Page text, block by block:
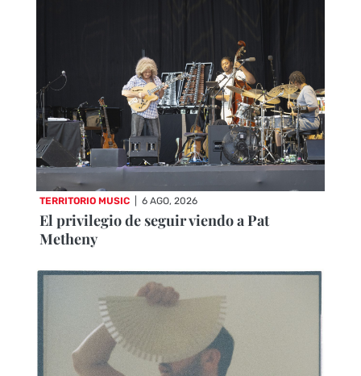
TERRITORIO MUSIC 6 AGO, 2026
El privilegio de seguir viendo a Pat
Metheny